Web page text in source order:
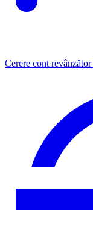
Cerere cont revânzător